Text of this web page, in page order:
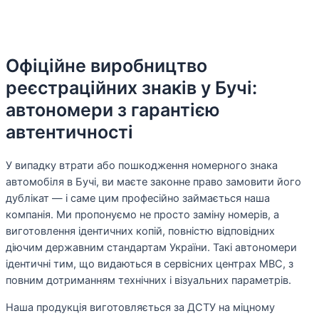
Офіційне виробництво
реєстраційних знаків у Бучі:
автономери з гарантією
автентичності
У випадку втрати або пошкодження номерного знака
автомобіля в Бучі, ви маєте законне право замовити його
дублікат — і саме цим професійно займається наша
компанія. Ми пропонуємо не просто заміну номерів, а
виготовлення ідентичних копій, повністю відповідних
діючим державним стандартам України. Такі автономери
ідентичні тим, що видаються в сервісних центрах МВС, з
повним дотриманням технічних і візуальних параметрів.
Наша продукція виготовляється за ДСТУ на міцному